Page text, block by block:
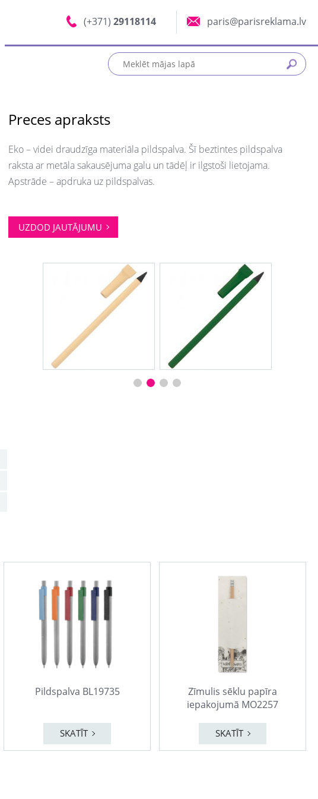
(+371) 29118114 paris@parisreklama.lv
Preces apraksts
Eko – videi draudzīga materiāla pildspalva. Šī beztintes pildspalva
raksta ar metāla sakausējuma galu un tādēļ ir ilgstoši lietojama.
Apstrāde – apdruka uz pildspalvas.
UZDOD JAUTĀJUMU
Pildspalva BL19735
SKATĪT
Zīmulis sēklu papīra
iepakojumā MO2257
SKATĪT